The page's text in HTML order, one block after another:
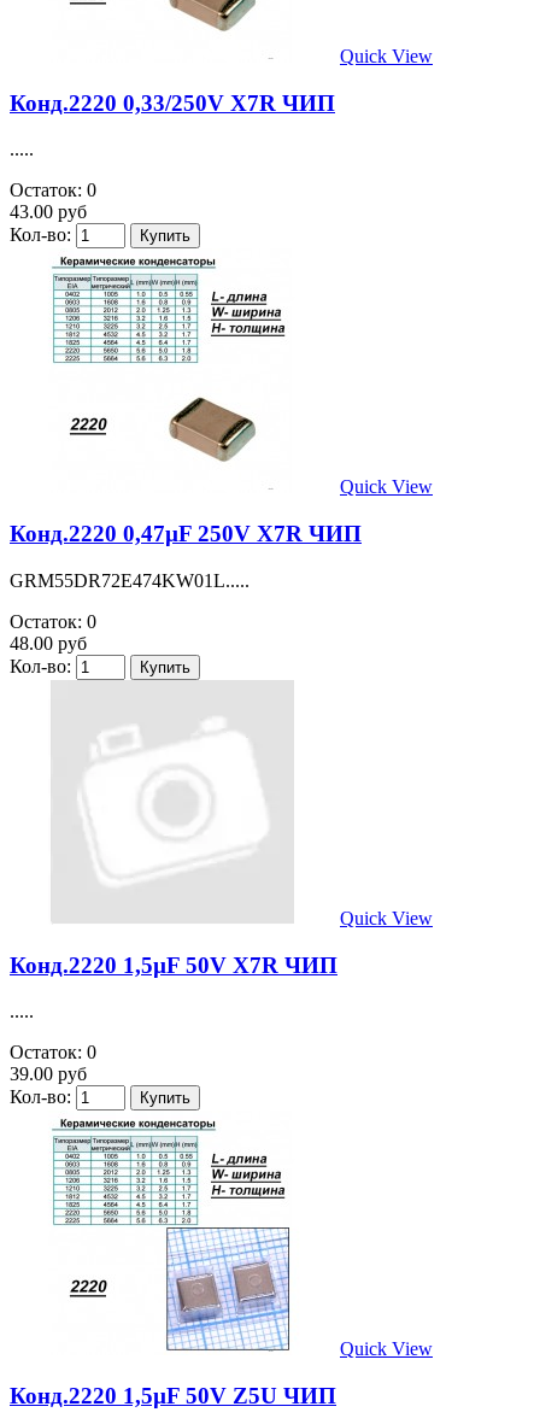
Quick View
Конд.2220 0,33/250V X7R ЧИП
.....
Остаток: 0
43.00 руб
Кол-во:
Quick View
Конд.2220 0,47µF 250V X7R ЧИП
GRM55DR72E474KW01L.....
Остаток: 0
48.00 руб
Кол-во:
Quick View
Конд.2220 1,5µF 50V X7R ЧИП
.....
Остаток: 0
39.00 руб
Кол-во:
Quick View
Конд.2220 1,5µF 50V Z5U ЧИП